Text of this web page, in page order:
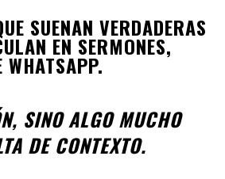
SUENAN VERDADERAS
EN SERMONES,
SINO ALGO MUCHO
DE CONTEXTO.